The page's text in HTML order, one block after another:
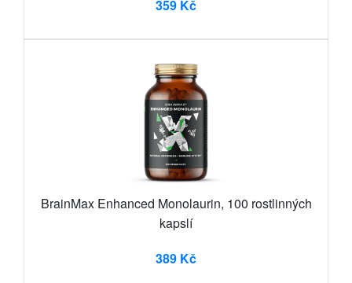
359 Kč
BrainMax Enhanced Monolaurin, 100 rostlinných
kapslí
389 Kč